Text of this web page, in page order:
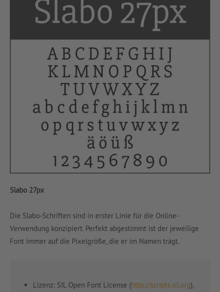
Slabo 27px
Die Slabo-Schriften sind in erster Linie für die Online-
Verwendung konzipiert. Perfekt abgestimmt ist der jeweilige
Font immer auf die Pixelgröße, die er im Namen trägt.
Lizenz: SIL Open Font License (http://scripts.sil.org),